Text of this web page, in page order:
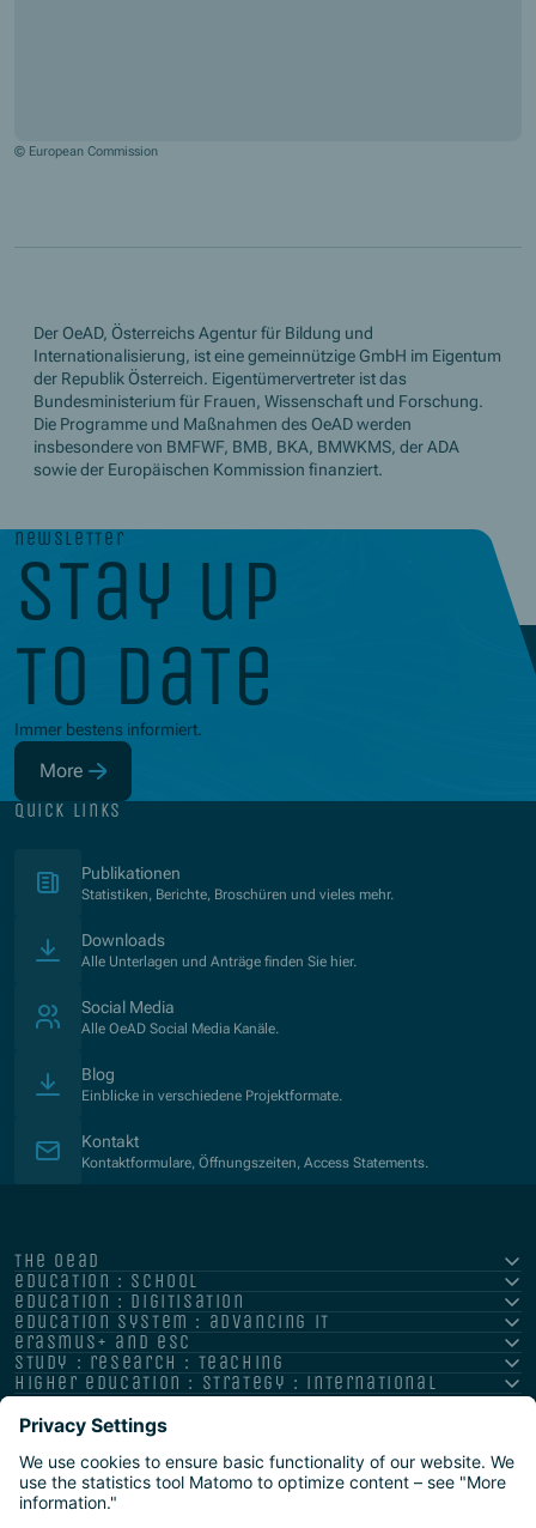
© European Commission
Der OeAD, Österreichs Agentur für Bildung und
Internationalisierung, ist eine gemeinnützige GmbH im Eigentum
der Republik Österreich. Eigentümervertreter ist das
Bundesministerium für Frauen, Wissenschaft und Forschung.
Die Programme und Maßnahmen des OeAD werden
insbesondere von BMFWF, BMB, BKA, BMWKMS, der ADA
sowie der Europäischen Kommission finanziert.
newsletter
stay up
to date
Immer bestens informiert.
More
(Opens in new window)
quick links
Publikationen
Statistiken, Berichte, Broschüren und vieles mehr.
Downloads
Alle Unterlagen und Anträge finden Sie hier.
Social Media
Alle OeAD Social Media Kanäle.
Blog
Einblicke in verschiedene Projektformate.
Kontakt
Kontaktformulare, Öffnungszeiten, Access Statements.
the oead
education : school
education : digitisation
education system : advancing it
erasmus+ and esc
study : research : teaching
higher education : strategy : international